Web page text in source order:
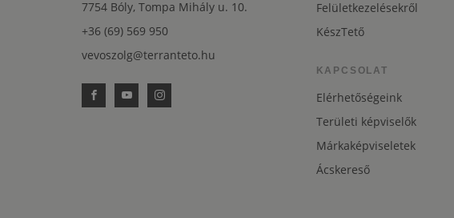
7754 Bóly, Tompa Mihály u. 10.
+36 (69) 569 950
vevoszolg@terranteto.hu
Felületkezelésekről
KészTető
KAPCSOLAT
Elérhetőségeink
Területi képviselők
Márkaképviseletek
Ácskereső